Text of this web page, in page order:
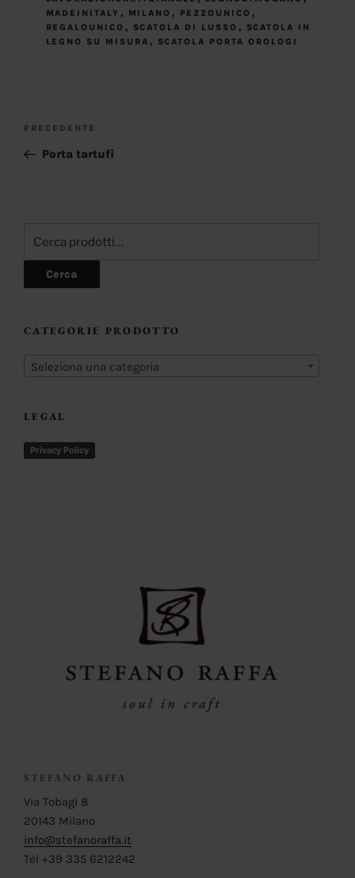
MADEINITALY , MILANO , PEZZOUNICO ,
REGALOUNICO , SCATOLA DI LUSSO ,
SCATOLA IN
LEGNO SU MISURA , SCATOLA PORTA OROLOGI
NAVIGAZIONE
ARTICOLI
Articolo
precedente:
PRECEDENTE
Porta tartufi
Cerca
CATEGORIE PRODOTTO
Seleziona una categoria
LEGAL
Privacy Policy
STEFANO RAFFA
Via Tobagi 8
20143 Milano
info@stefanoraffa.it
Tel +39 335 6212242